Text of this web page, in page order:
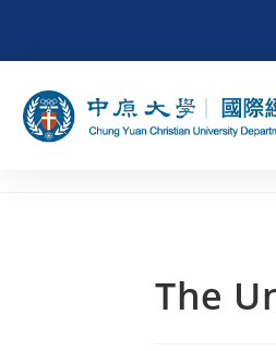
The